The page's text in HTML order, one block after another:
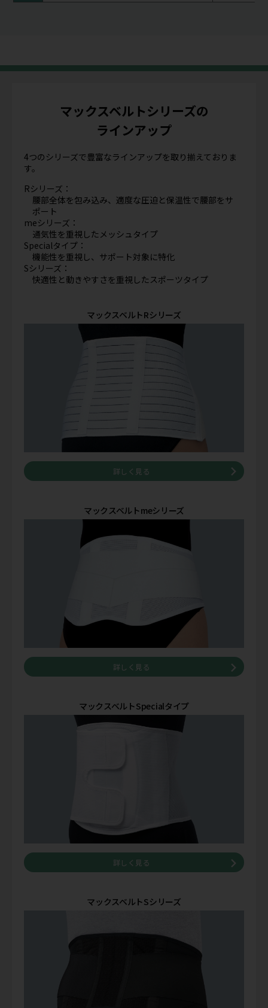
マックスベルトシリーズの
ラインアップ
4つのシリーズで豊富なラインアップを取り揃えておりま
す。
Rシリーズ：
腰部全体を包み込み、適度な圧迫と保温性で腰部をサ
ポート
meシリーズ：
通気性を重視したメッシュタイプ
Specialタイプ：
機能性を重視し、サポート対象に特化
Sシリーズ：
快適性と動きやすさを重視したスポーツタイプ
マックスベルトRシリーズ
詳しく見る
マックスベルトmeシリーズ
詳しく見る
マックスベルトSpecialタイプ
詳しく見る
マックスベルトSシリーズ